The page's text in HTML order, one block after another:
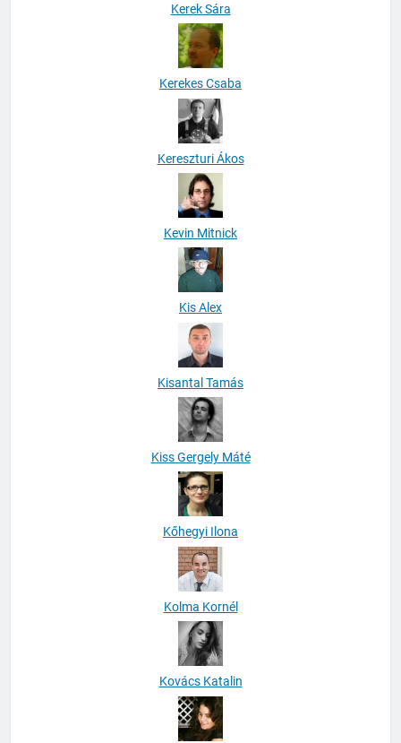
Kerek Sára
Kerekes Csaba
Kereszturi Ákos
Kevin Mitnick
Kis Alex
Kisantal Tamás
Kiss Gergely Máté
Kőhegyi Ilona
Kolma Kornél
Kovács Katalin